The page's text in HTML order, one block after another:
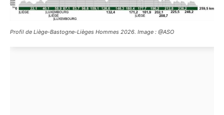
Profil de Liège-Bastogne-Lièges Hommes 2026. Image : @ASO